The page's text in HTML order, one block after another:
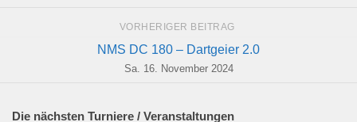
VORHERIGER BEITRAG
NMS DC 180 – Dartgeier 2.0
Sa. 16. November 2024
Die nächsten Turniere / Veranstaltungen